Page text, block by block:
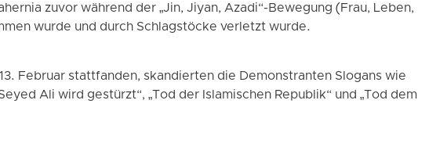
zuvor während der „Jin, Jiyan, Azadi“-Bewegung (Frau, Leben,
wurde und durch Schlagstöcke verletzt wurde.
Februar stattfanden, skandierten die Demonstranten Slogans wie
Ali wird gestürzt“, „Tod der Islamischen Republik“ und „Tod dem